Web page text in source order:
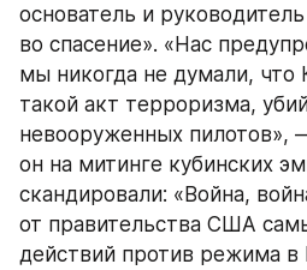
основатель и
во спасение». «Нас
мы никогда не думали,
такой акт терроризма,
невооруженных пилотов»,
он на митинге кубинских
скандировали: «Война,
от правительства США
действий против режима в